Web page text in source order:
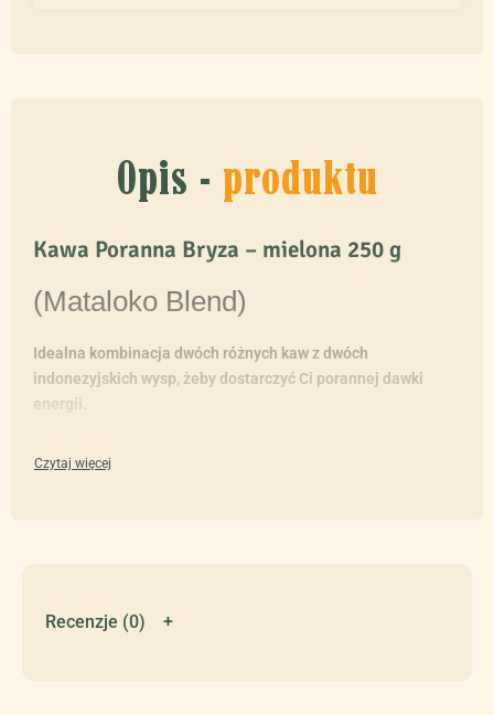
Opis - produktu
Kawa Poranna Bryza – mielona 250 g
(Mataloko Blend)
Idealna kombinacja dwóch różnych kaw z dwóch
indonezyjskich wysp, żeby dostarczyć Ci porannej dawki
energii.
orzechów i czekolady, wykończona delikatną cytrusowa nutą.
Recenzje (0)